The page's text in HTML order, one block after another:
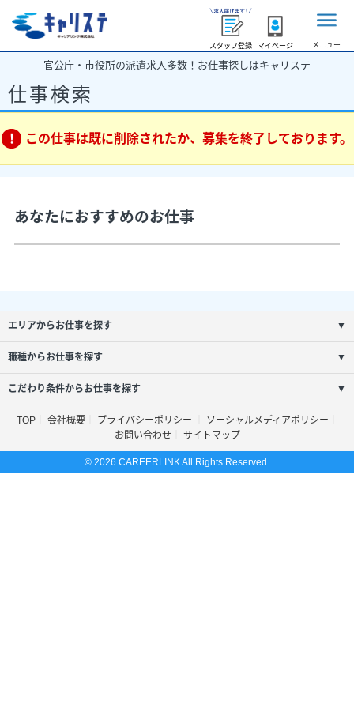
スタッフ登録 マイページ メニュー
官公庁・市役所の派遣求人多数！お仕事探しはキャリステ
仕事検索
この仕事は既に削除されたか、募集を終了しております。
あなたにおすすめのお仕事
エリアからお仕事を探す ▼
職種からお仕事を探す ▼
こだわり条件からお仕事を探す ▼
TOP 会社概要 プライバシーポリシー
ソーシャルメディアポリシー
お問い合わせ
サイトマップ
© 2026 CAREERLINK All Rights Reserved.